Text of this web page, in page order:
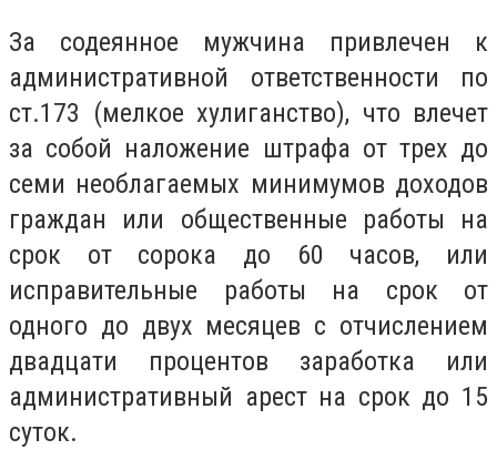
За содеянное мужчина привлечен к
административной ответственности по
ст.173 (мелкое хулиганство), что влечет
за собой наложение штрафа от трех до
семи необлагаемых минимумов доходов
граждан или общественные работы на
срок от сорока до 60 часов, или
исправительные работы на срок от
одного до двух месяцев с отчислением
двадцати процентов заработка или
административный арест на срок до 15
суток.